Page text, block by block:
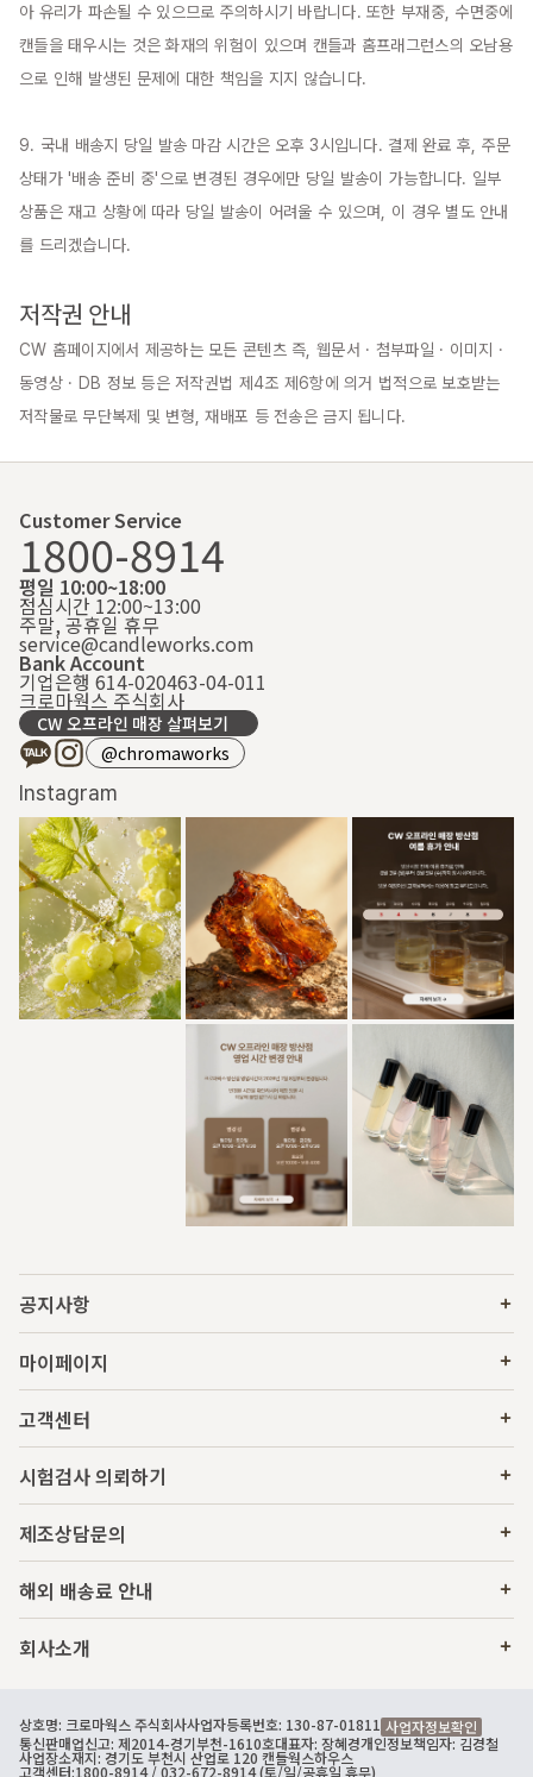
아 유리가 파손될 수 있으므로 주의하시기 바랍니다. 또한 부재중, 수면중에
캔들을 태우시는 것은 화재의 위험이 있으며 캔들과 홈프래그런스의 오남용
으로 인해 발생된 문제에 대한 책임을 지지 않습니다.
9. 국내 배송지 당일 발송 마감 시간은 오후 3시입니다. 결제 완료 후, 주문
상태가 '배송 준비 중'으로 변경된 경우에만 당일 발송이 가능합니다. 일부
상품은 재고 상황에 따라 당일 발송이 어려울 수 있으며, 이 경우 별도 안내
를 드리겠습니다.
저작권 안내
CW 홈페이지에서 제공하는 모든 콘텐츠 즉, 웹문서 · 첨부파일 · 이미지 ·
동영상 · DB 정보 등은 저작권법 제4조 제6항에 의거 법적으로 보호받는
저작물로 무단복제 및 변형, 재배포 등 전송은 금지 됩니다.
Customer Service
1800-8914
평일 10:00~18:00
점심시간 12:00~13:00
주말, 공휴일 휴무
service@candleworks.com
Bank Account
기업은행 614-020463-04-011
크로마웍스 주식회사
CW 오프라인 매장 살펴보기
@chromaworks
Instagram
공지사항
마이페이지
고객센터
시험검사 의뢰하기
제조상담문의
해외 배송료 안내
회사소개
상호명: 크로마웍스 주식회사사업자등록번호: 130-87-01811 사업자정보확인
통신판매업신고: 제2014-경기부천-1610호대표자: 장혜경개인정보책임자: 김경철
사업장소재지: 경기도 부천시 산업로 120 캔들웍스하우스
고객센터:1800-8914/ 032-672-8914 (토/일/공휴일 휴무)